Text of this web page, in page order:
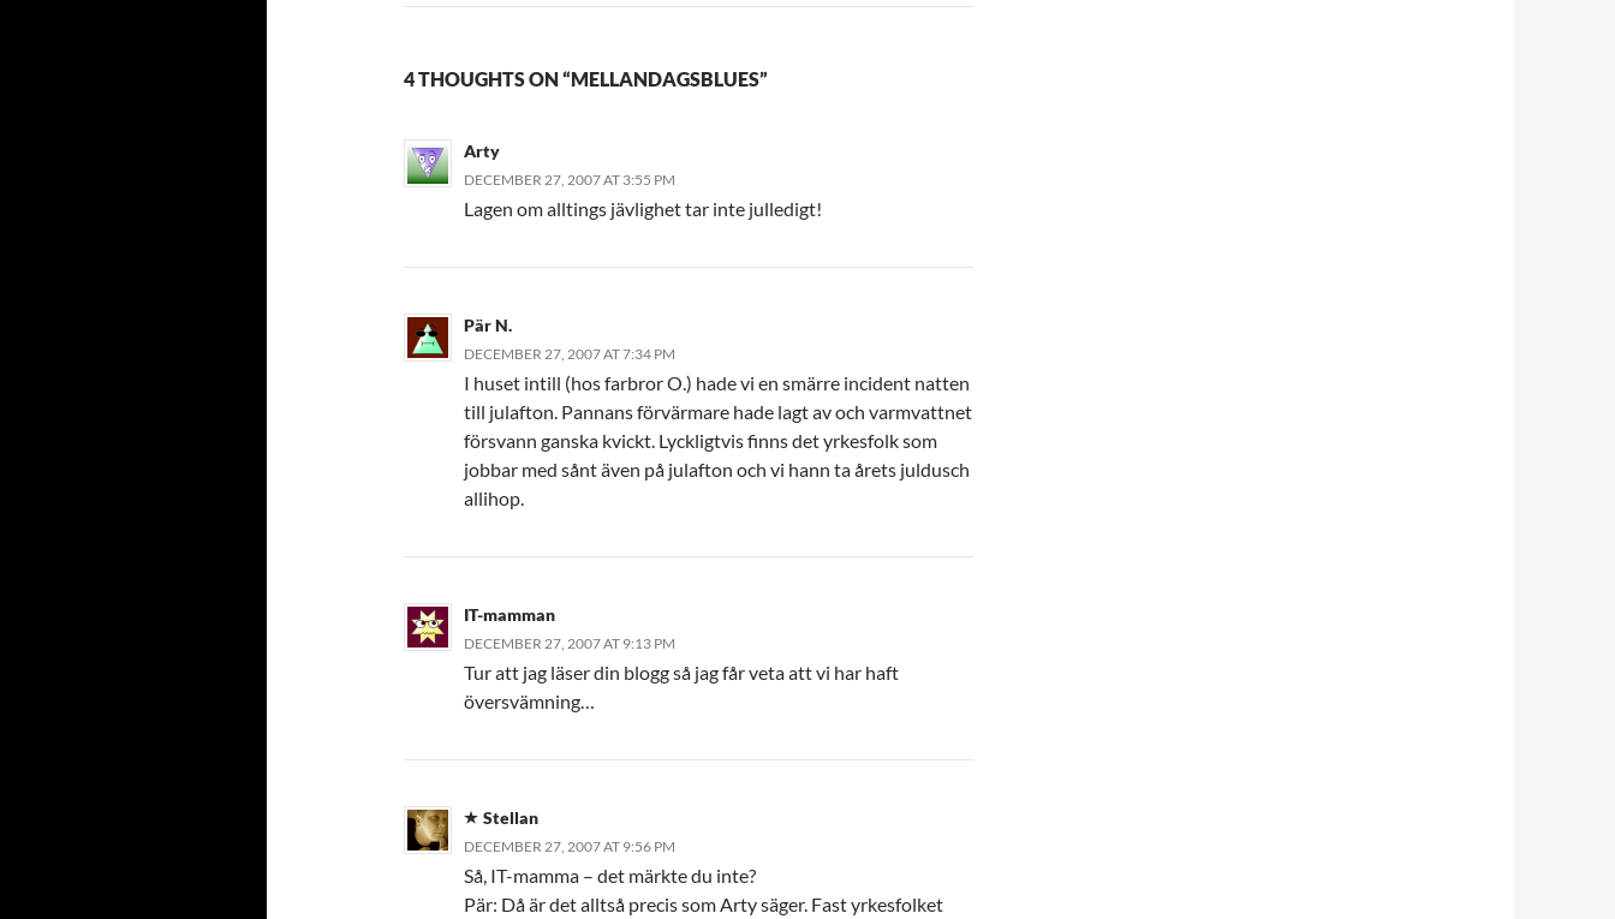
4 THOUGHTS ON “MELLANDAGSBLUES”
Arty
DECEMBER 27, 2007 AT 3:55 PM
Lagen om alltings jävlighet tar inte julledigt!
Pär N.
DECEMBER 27, 2007 AT 7:34 PM
I huset intill (hos farbror O.) hade vi en smärre incident natten
till julafton. Pannans förvärmare hade lagt av och varmvattnet
försvann ganska kvickt. Lyckligtvis finns det yrkesfolk som
jobbar med sånt även på julafton och vi hann ta årets juldusch
allihop.
IT-mamman
DECEMBER 27, 2007 AT 9:13 PM
Tur att jag läser din blogg så jag får veta att vi har haft
översvämning…
Stellan
DECEMBER 27, 2007 AT 9:56 PM
Så, IT-mamma – det märkte du inte?
Pär: Då är det alltså precis som Arty säger. Fast yrkesfolket